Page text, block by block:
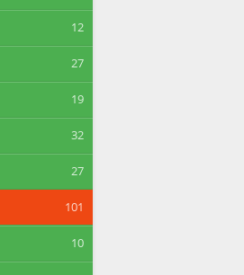
12
27
19
32
27
101
10